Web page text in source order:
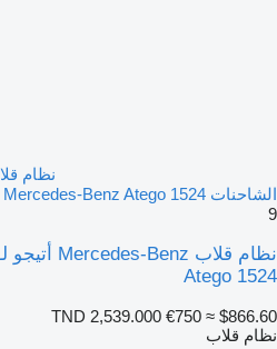
الشاحنات Mercedes-Benz Atego 1524
9
Atego 1524
TND 2,539.000 €750 ≈ $866.60
نظام قلاب